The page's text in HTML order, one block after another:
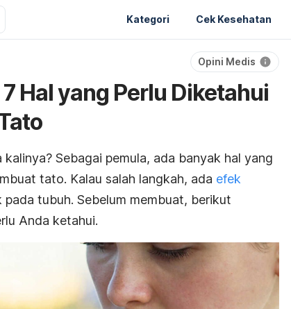
Kategori Cek Kesehatan
Opini Medis
Hal yang Perlu Diketahui
Sebagai pemula, ada banyak hal yang
tato. Kalau salah langkah, ada efek
pada tubuh. Sebelum membuat, berikut
Anda ketahui.